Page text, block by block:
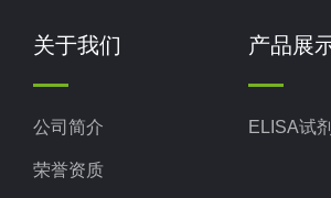
关于我们
公司简介
荣誉资质
产品展
ELISA试